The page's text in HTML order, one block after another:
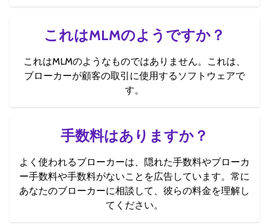
これはMLMのようですか？
これはMLMのようなものではありません。これは、
ブローカーが顧客の取引に使用するソフトウェアで
す。
手数料はありますか？
よく使われるブローカーは、隠れた手数料やブローカ
ー手数料や手数料がないことを広告しています。常に
あなたのブローカーに相談して、彼らの料金を理解し
てください。